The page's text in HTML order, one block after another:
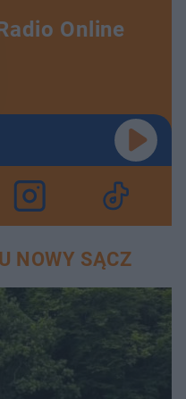
Online
NOWY SĄCZ